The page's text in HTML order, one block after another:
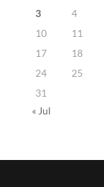
3
4
10
11
17
18
24
25
31
« Jul